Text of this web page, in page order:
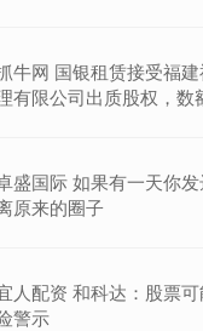
牛网 国银租赁接受福
有限公司出质股权，数
盛国际 如果有一天你
原来的圈子
人配资 和科达：股票
警示